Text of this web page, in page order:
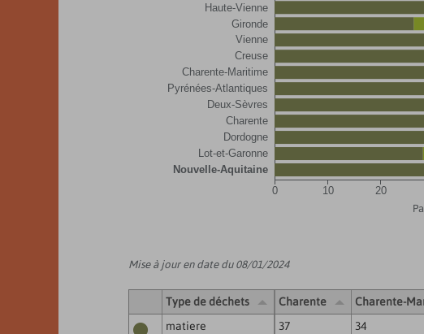
0 10 20
Nouvelle-Aquitaine
Lot-et-Garonne
Dordogne
Charente
Deux-Sèvres
Pyrénées-Atlantiques
Charente-Maritime
Creuse
Vienne
Gironde
Haute-Vienne
Mise à jour en date du 08/01/2024
Type de déchets Charente Charente-
matiere
37 34